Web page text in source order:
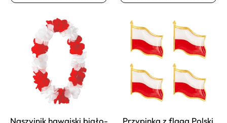
Naszyjnik hawajski biało-
Przypinka z flagą Polski